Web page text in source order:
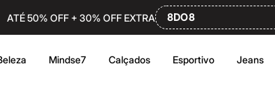
ATÉ 50% OFF + 30% OFF EXTRA 8DO8
Mindse7 Calçados Esportivo Jeans